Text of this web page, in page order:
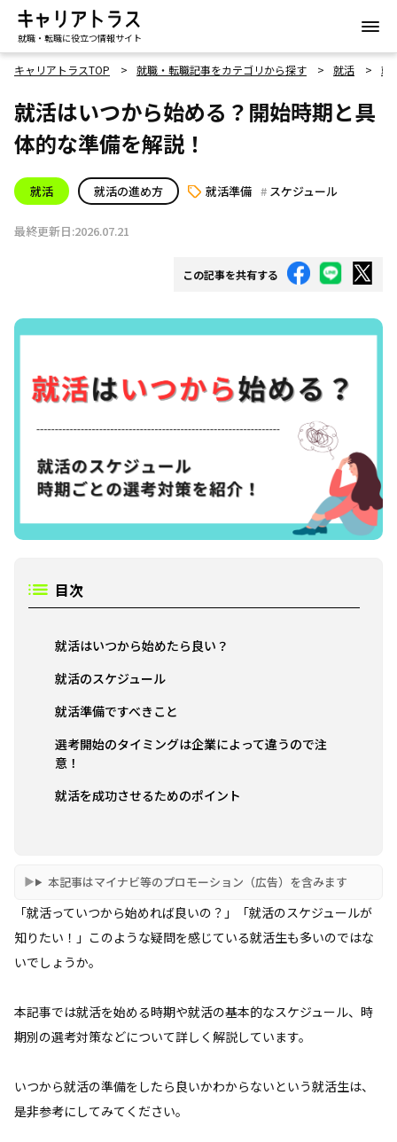
就職・転職に役立つ情報サイト
キャリアトラスTOP 就職・転職記事をカテゴリから探す 就活 就
就活はいつから始める？開始時期と具
体的な準備を解説！
就活 就活の進め方 就活準備 スケジュール
最終更新日:2026.07.21
この記事を共有する
目次
就活はいつから始めたら良い？
就活のスケジュール
就活準備ですべきこと
選考開始のタイミングは企業によって違うので注
意！
就活を成功させるためのポイント
本記事はマイナビ等のプロモーション（広告）を含みます
「就活っていつから始めれば良いの？」「就活のスケジュールが
知りたい！」このような疑問を感じている就活生も多いのではな
いでしょうか。
本記事では就活を始める時期や就活の基本的なスケジュール、時
期別の選考対策などについて詳しく解説しています。
いつから就活の準備をしたら良いかわからないという就活生は、
是非参考にしてみてください。